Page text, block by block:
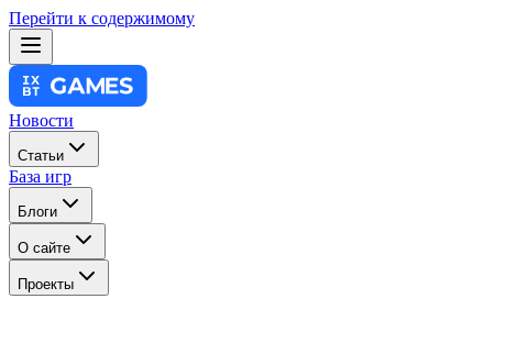
Перейти к содержимому
Новости
Статьи
База игр
Блоги
О сайте
Проекты